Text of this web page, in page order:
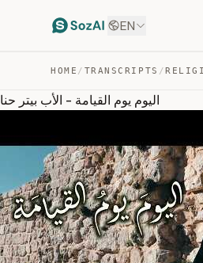
EN
HOME / TRANSCRIPTS /
اليوم يوم القيامة - الأب بيتر حنا